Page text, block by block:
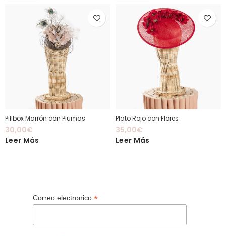
Pillbox Marrón con Plumas
30,00€
Leer Más
Plato Rojo con Flores
35,00€
Leer Más
Correo electronico *